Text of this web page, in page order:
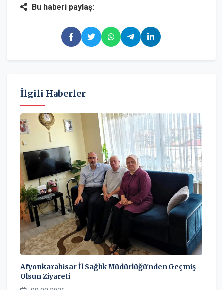
Bu haberi paylaş:
İlgili Haberler
Afyonkarahisar İl Sağlık Müdürlüğü'nden Geçmiş
Olsun Ziyareti